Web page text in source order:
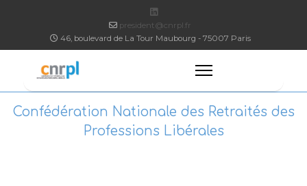
president@cnrpl.fr
46, boulevard de La Tour Maubourg - 75007 Paris
Confédération Nationale des Retraités des
Professions Libérales